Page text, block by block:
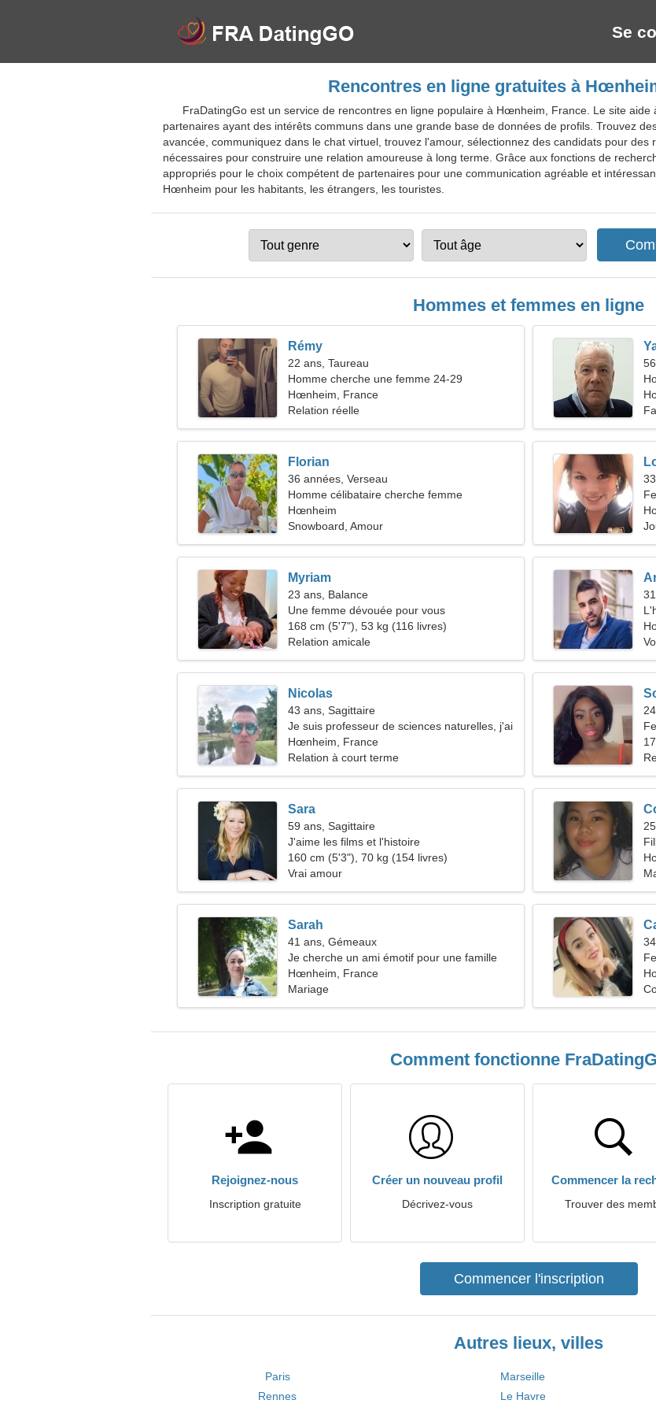
Se
Rencontres en ligne gratuites à
FraDatingGo est un service de rencontres en ligne populaire à Hœnheim, France. Le site
partenaires ayant des intérêts communs dans une grande base de données de profils. Trouvez
avancée, communiquez dans le chat virtuel, trouvez l'amour, sélectionnez des candidats pour
nécessaires pour construire une relation amoureuse à long terme. Grâce aux fonctions de
appropriés pour le choix compétent de partenaires pour une communication agréable et
Hœnheim pour les habitants, les étrangers, les touristes.
Hommes et femmes en ligne
Rémy
22 ans, Taureau
Homme cherche une femme 24-29
Hœnheim, France
Relation réelle
Florian
36 années, Verseau
Homme célibataire cherche femme
Hœnheim
Snowboard, Amour
Myriam
23 ans, Balance
Une femme dévouée pour vous
168 cm (5'7"), 53 kg (116 livres)
Relation amicale
Nicolas
43 ans, Sagittaire
Je suis professeur de sciences naturelles, j'ai
besoin d'une femme modeste
Hœnheim, France
Relation à court terme
Sara
59 ans, Sagittaire
J'aime les films et l'histoire
160 cm (5'3"), 70 kg (154 livres)
Vrai amour
Sarah
41 ans, Gémeaux
Je cherche un ami émotif pour une famille
Hœnheim, France
Mariage
Comment fonctionne
Rejoignez-nous
Inscription gratuite
Créer un nouveau profil
Décrivez-vous
Commencer la
Trouver des
Commencer l'inscription
Autres lieux, villes
Paris Marseille
Rennes
Le Havre